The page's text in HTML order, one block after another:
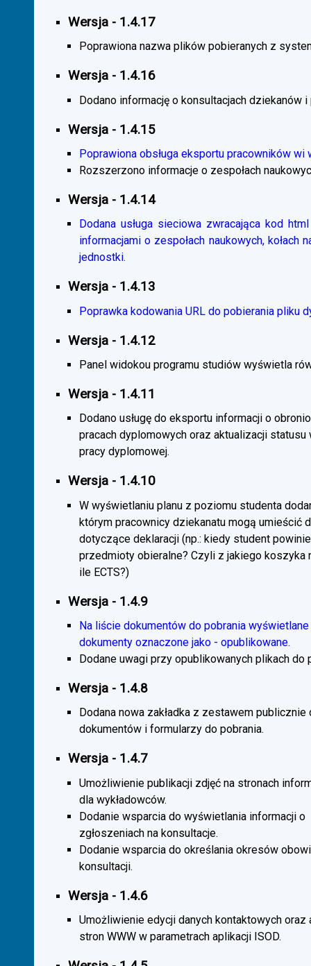
Wersja - 1.4.17
Poprawiona nazwa plików pobieranych z
Wersja - 1.4.16
Dodano informację o konsultacjach dziekanów
Wersja - 1.4.15
Poprawiona obsługa eksportu pracowników wi
Rozszerzono informacje o zespołach
Wersja - 1.4.14
Dodana usługa sieciowa zwracająca kod
informacjami o zespołach naukowych,
jednostki.
Wersja - 1.4.13
Poprawka kodowania URL do pobierania pliku
Wersja - 1.4.12
Panel widokou programu studiów wyświetla
Wersja - 1.4.11
Dodano usługę do eksportu informacji o
pracach dyplomowych oraz aktualizacji
pracy dyplomowej.
Wersja - 1.4.10
W wyświetlaniu planu z poziomu studenta
którym pracownicy dziekanatu mogą umieścić
dotyczące deklaracji (np.: kiedy student
przedmioty obieralne? Czyli z jakiego koszyka
ile ECTS?)
Wersja - 1.4.9
Na liście dokumentów do pobrania
dokumenty oznaczone jako - opublikowane.
Dodane uwagi przy opublikowanych plikach do
Wersja - 1.4.8
Dodana nowa zakładka z zestawem publicznie
dokumentów i formularzy do pobrania.
Wersja - 1.4.7
Umożliwienie publikacji zdjęć na stronach
dla wykładowców.
Dodanie wsparcia do wyświetlania informacji o
zgłoszeniach na konsultacje.
Dodanie wsparcia do określania okresów
konsultacji.
Wersja - 1.4.6
Umożliwienie edycji danych kontaktowych oraz
stron WWW w parametrach aplikacji ISOD.